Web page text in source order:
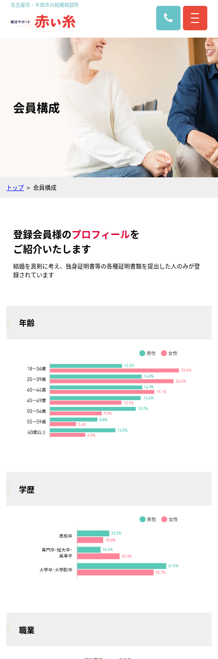
名古屋市・半田市の結婚相談所
会員構成
トップ 会員構成
登録会員様のプロフィールを
ご紹介いたします
結婚を真剣に考え、独身証明書等の各種証明書類を提出した人のみが登
録されています
年齢
学歴
職業